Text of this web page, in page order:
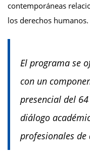
contemporáneas
los derechos humanos.
El programa se
con un
presencial del
diálogo
profesionales de